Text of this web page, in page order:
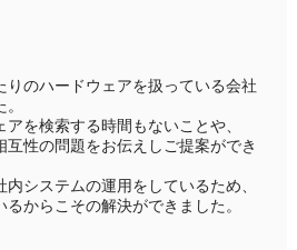
りのハードウェアを扱っている会社
を検索する時間もないことや、
互性の問題をお伝えしご提案ができ
システムの運用をしているため、
からこその解決ができました。